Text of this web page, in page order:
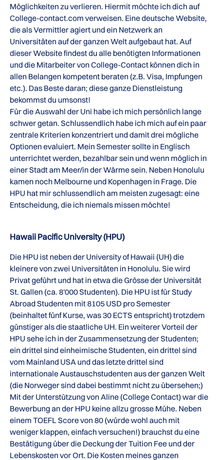
Möglichkeiten zu verlieren. Hiermit möchte ich dich auf
College-contact.com verweisen. Eine deutsche Website,
die als Vermittler agiert und ein Netzwerk an
Universitäten auf der ganzen Welt aufgebaut hat. Auf
dieser Website findest du alle benötigten Informationen
und die Mitarbeiter von College-Contact können dich in
allen Belangen kompetent beraten (z.B. Visa, Impfungen
etc.). Das Beste daran; diese ganze Dienstleistung
bekommst du umsonst!
Für die Auswahl der Uni habe ich mich persönlich lange
schwer getan. Schlussendlich habe ich mich auf ein paar
zentrale Kriterien konzentriert und damit drei mögliche
Optionen evaluiert. Mein Semester sollte in Englisch
unterrichtet werden, bezahlbar sein und wenn möglich in
einer Stadt am Meer/in der Wärme sein. Neben Honolulu
kamen noch Melbourne und Kopenhagen in Frage. Die
HPU hat mir schlussendlich am meisten zugesagt: eine
Entscheidung, die ich niemals missen möchte!
Hawaii Pacific University (HPU)
Die HPU ist neben der University of Hawaii (UH) die
kleinere von zwei Universitäten in Honolulu. Sie wird
Privat geführt und hat in etwa die Grösse der Universität
St. Gallen (ca. 8'000 Studenten). Die HPU ist für Study
Abroad Studenten mit 8105 USD pro Semester
(beinhaltet fünf Kurse, was 30 ECTS entspricht) trotzdem
günstiger als die staatliche UH. Ein weiterer Vorteil der
HPU sehe ich in der Zusammensetzung der Studenten;
ein drittel sind einheimische Studenten, ein drittel sind
vom Mainland USA und das letzte drittel sind
internationale Austauschstudenten aus der ganzen Welt
(die Norweger sind dabei bestimmt nicht zu übersehen;)
Mit der Unterstützung von Aline (College Contact) war die
Bewerbung an der HPU keine allzu grosse Mühe. Neben
einem TOEFL Score von 80 (würde wohl auch mit
weniger klappen, einfach versuchen!) brauchst du eine
Bestätigung über die Deckung der Tuition Fee und der
Lebenskosten vor Ort. Die Kosten meines ganzen